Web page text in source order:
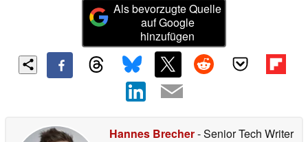
Als bevorzugte Quelle
auf Google
hinzufügen
Hannes Brecher- Senior Tech Writer